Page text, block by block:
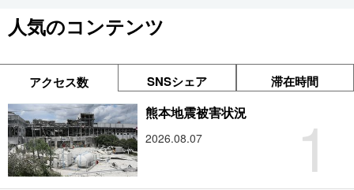
人気のコンテンツ
アクセス数 SNSシェア 滞在時間
1
熊本地震被害状況
2026.08.07